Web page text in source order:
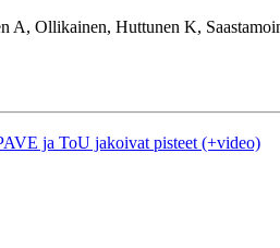
A, Ollikainen, Huttunen K,
ja ToU jakoivat pisteet (+video)